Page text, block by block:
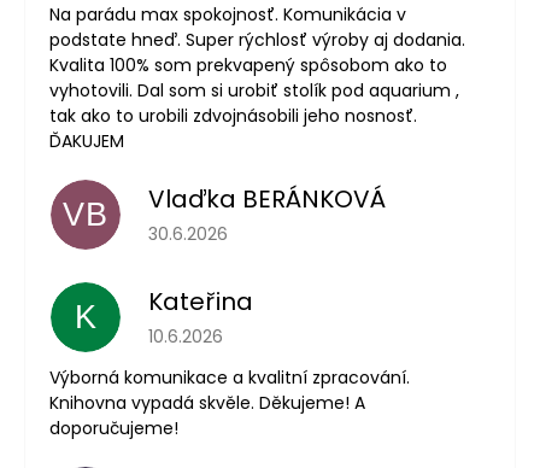
Na parádu max spokojnosť. Komunikácia v
podstate hneď. Super rýchlosť výroby aj dodania.
Kvalita 100% som prekvapený spôsobom ako to
vyhotovili. Dal som si urobiť stolík pod aquarium ,
tak ako to urobili zdvojnásobili jeho nosnosť.
ĎAKUJEM
VB Vlaďka BERÁNKOVÁ
Hodnotenie obchodu je 5 z 5 hviezdičiek.
30.6.2026
K Kateřina
Hodnotenie obchodu je 5 z 5 hviezdičiek.
10.6.2026
Výborná komunikace a kvalitní zpracování.
Knihovna vypadá skvěle. Děkujeme! A
doporučujeme!